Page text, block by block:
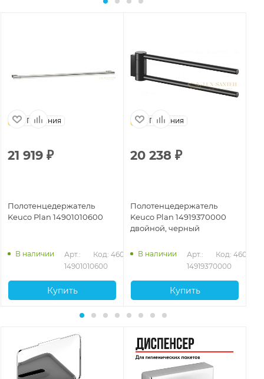
Германия
21 919 ₽
Полотенцедержатель
Keuco Plan 14901010600
В наличии
Арт.:
14901010600
Код: 46055
Купить
Германия
20 238 ₽
Полотенцедержатель
Keuco Plan 14919370000
двойной, черный
В наличии
Арт.:
14919370000
Код: 46060
Купить